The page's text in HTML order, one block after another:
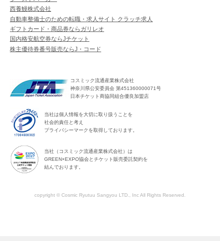
西養鰻株式会社
自動車整備士のための転職・求人サイト クラッチ求人
ギフトカード・商品券ならガリレオ
国内格安航空券ならJチケット
株主優待券番号販売ならJ・コード
コスミック流通産業株式会社
神奈川県公安委員会 第451360000071号
日本チケット商協同組合優良加盟店
当社は個人情報を大切に取り扱うことを
社会的責任と考え
プライバシーマークを取得しております。
当社（コスミック流通産業株式会社）は
GREEN×EXPO協会とチケット販売委託契約を
結んでおります。
copyright © Cosmic Ryutuu Sangyou LTD., Inc All Rights Reserved.